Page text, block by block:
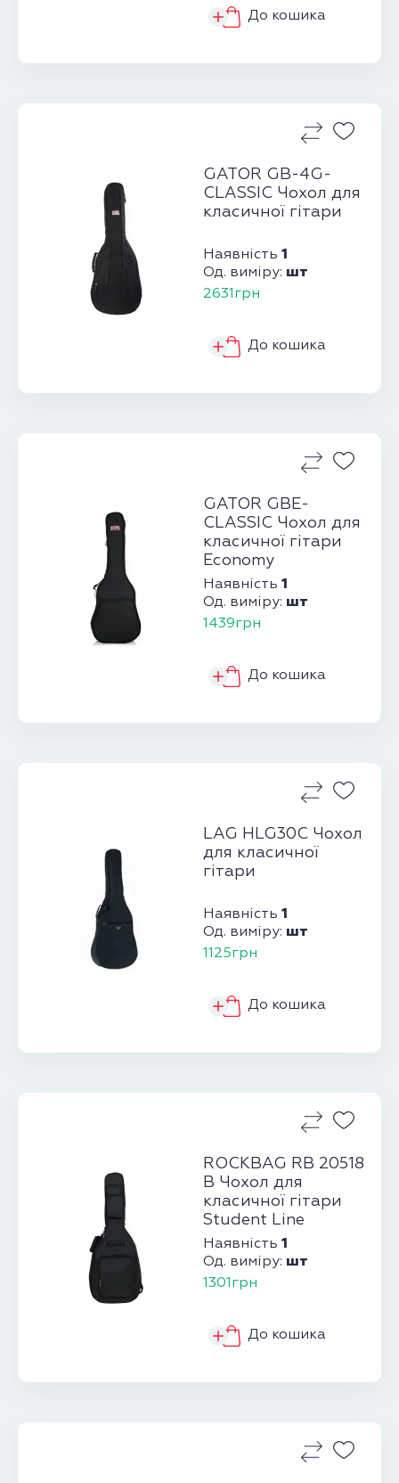
До кошика
GATOR GB-4G-
CLASSIC Чохол для
класичної гітари
Наявність 1
Од. виміру: шт
2631грн
До кошика
GATOR GBE-
CLASSIC Чохол для
класичної гітари
Economy
Наявність 1
Од. виміру: шт
1439грн
До кошика
LAG HLG30C Чохол
для класичної
гітари
Наявність 1
Од. виміру: шт
1125грн
До кошика
ROCKBAG RB 20518
B Чохол для
класичної гітари
Student Line
Наявність 1
Од. виміру: шт
1301грн
До кошика